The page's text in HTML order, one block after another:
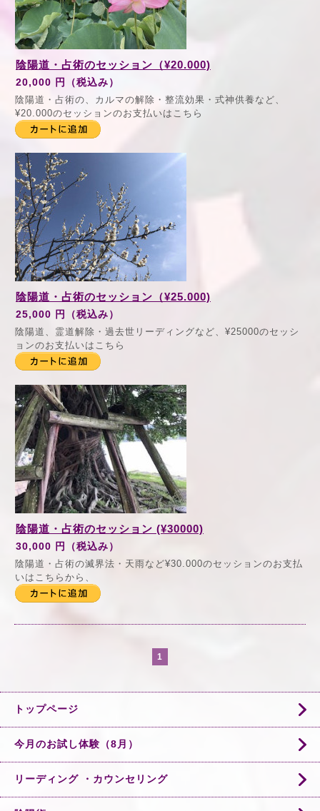
陰陽道・占術のセッション（¥20.000)
20,000 円（税込み）
陰陽道・占術の、カルマの解除・整流効果・式神供養など、
¥20.000のセッションのお支払いはこちら
陰陽道・占術のセッション（¥25.000)
25,000 円（税込み）
陰陽道、霊道解除・過去世リーディングなど、¥25000のセッシ
ョンのお支払いはこちら
陰陽道・占術のセッション (¥30000)
30,000 円（税込み）
陰陽道・占術の滅界法・天雨など¥30.000のセッションのお支払
いはこちらから、
1
トップページ
今月のお試し体験（8月）
リーディング ・カウンセリング